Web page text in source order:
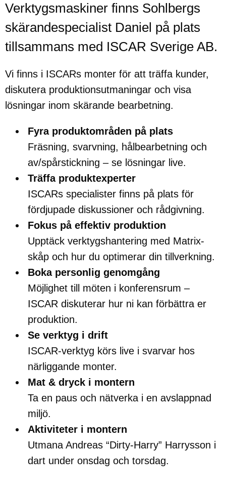
Verktygsmaskiner finns Sohlbergs
skärandespecialist Daniel på plats
tillsammans med ISCAR Sverige AB.
Vi finns i ISCARs monter för att träffa kunder,
diskutera produktionsutmaningar och visa
lösningar inom skärande bearbetning.
Fyra produktområden på plats
Fräsning, svarvning, hålbearbetning och
av/spårstickning – se lösningar live.
Träffa produktexperter
ISCARs specialister finns på plats för
fördjupade diskussioner och rådgivning.
Fokus på effektiv produktion
Upptäck verktygshantering med Matrix-
skåp och hur du optimerar din tillverkning.
Boka personlig genomgång
Möjlighet till möten i konferensrum –
ISCAR diskuterar hur ni kan förbättra er
produktion.
Se verktyg i drift
ISCAR-verktyg körs live i svarvar hos
närliggande monter.
Mat & dryck i montern
Ta en paus och nätverka i en avslappnad
miljö.
Aktiviteter i montern
Utmana Andreas “Dirty-Harry” Harrysson i
dart under onsdag och torsdag.